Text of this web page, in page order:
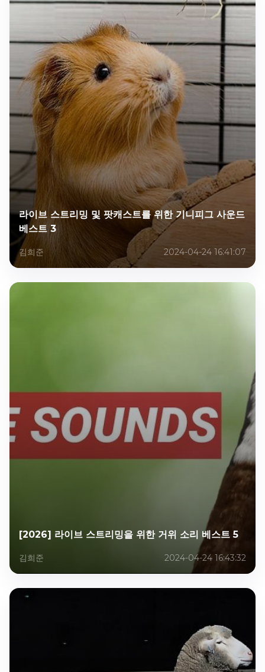
라이브 스트리밍 및 팟캐스트를 위한 기니피그 사운드
베스트 3
김희준 2024-04-24 16:41:07
[2026] 라이브 스트리밍을 위한 거위 소리 베스트 5
김희준 2024-04-24 16:43:32